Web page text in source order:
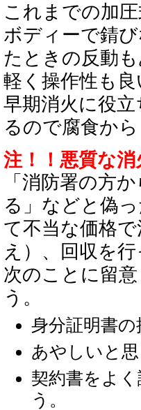
これまでの加
ボディーで錆
たときの反動
軽く操作性も
早期消火に役
るので腐食か
注！！悪質な
「消防署の方
る」などと偽
て不当な価格
え）、回収を
次のことに留
う。
身分証明書
あやしいと
契約書をよ
う。